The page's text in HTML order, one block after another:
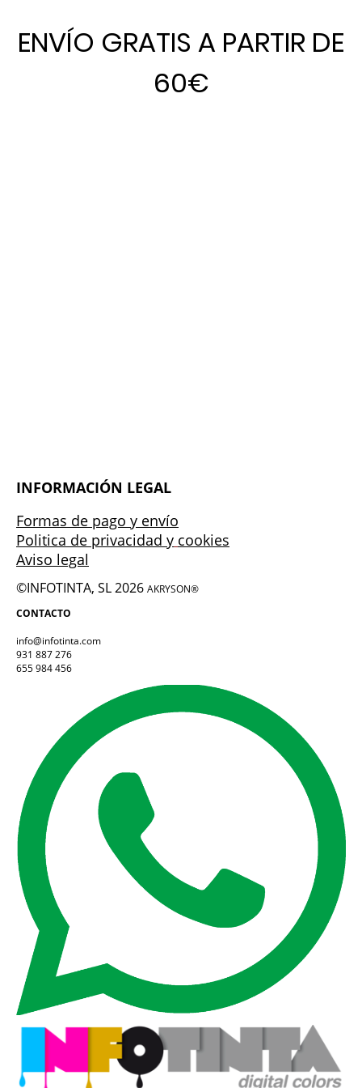
ENVÍO GRATIS A PARTIR DE
60€
INFORMACIÓN LEGAL
Formas de pago y envío
Politica de privacidad y cookies
Aviso legal
©INFOTINTA, SL 2026 AKRYSON®
CONTACTO
info@infotinta.com
931 887 276
655 984 456